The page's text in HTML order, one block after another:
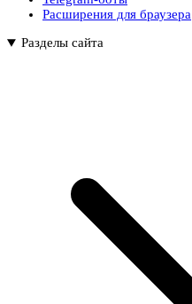
Расширения для браузера
Разделы сайта